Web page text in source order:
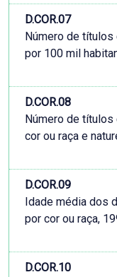
D.COR.07
Número de
por 100 mil
D.COR.08
Número de títulos
cor ou raça e
D.COR.09
Idade média dos
por cor ou raça,
D.COR.10